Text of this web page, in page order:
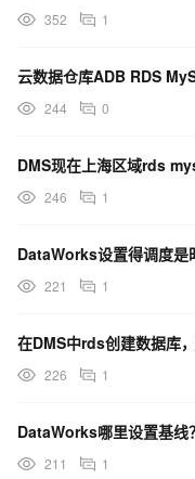
352 1
云数据仓库ADB RDS
244 0
DMS现在上海区域rds
246 1
221 1
在DMS中rds创建数据库
226 1
DataWorks哪里设置基线？
211 1